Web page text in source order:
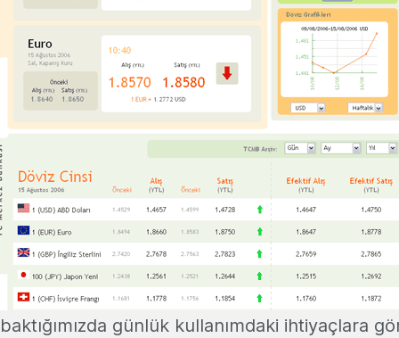
günlük kullanımdaki ihtiyaçlara